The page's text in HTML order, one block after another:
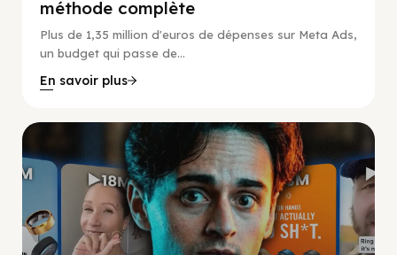
méthode complète
Plus de 1,35 million d'euros de dépenses sur Meta Ads,
un budget qui passe de...
En savoir plus
Social Scaling